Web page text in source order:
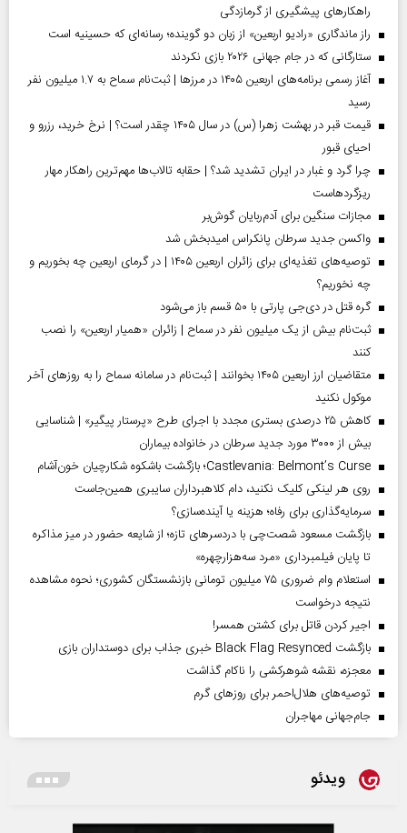
راهکارهای پیشگیری از گرمازدگی
راز ماندگاری «رادیو اربعین» از زبان دو گوینده؛ رسانه‌ای که حسینیه است
ستارگانی که در جام جهانی ۲۰۲۶ بازی نکردند
آغاز رسمی برنامه‌های اربعین ۱۴۰۵ در مرز‌ها | ثبت‌نام سماح به ۱.۷ میلیون نفر
رسید
قیمت قبر در بهشت زهرا (س) در سال ۱۴۰۵ چقدر است؟ | نرخ خرید، رزرو و
احیای قبور
چرا گرد و غبار در ایران تشدید شد؟ | حقابه تالاب‌ها مهم‌ترین راهکار مهار
ریزگردهاست
مجازات سنگین برای آدم‌ربایان گوش‌بر
واکسن جدید سرطان پانکراس امیدبخش شد
توصیه‌های تغذیه‌ای برای زائران اربعین ۱۴۰۵ | در گرمای اربعین چه بخوریم و
چه نخوریم؟
گره قتل در دی‌جی پارتی با ۵۰ قسم باز می‌شود
ثبت‌نام بیش از یک میلیون نفر در سماح | زائران «همیار اربعین» را نصب
کنند
متقاضیان ارز اربعین ۱۴۰۵ بخوانند | ثبت‌نام در سامانه سماح را به روز‌های آخر
موکول نکنید
کاهش ۲۵ درصدی بستری مجدد با اجرای طرح «پرستار پیگیر» | شناسایی
بیش از ۳۰۰۰ مورد جدید سرطان در خانواده بیماران
Castlevania: Belmont’s Curse؛ بازگشت باشکوه شکارچیان خون‌آشام
روی هر لینکی کلیک نکنید، دام کلاهبرداران سایبری همین‌جاست
سرمایه‌گذاری برای رفاه؛ هزینه یا آینده‌سازی؟
بازگشت مسعود شصت‌چی با دردسر‌های تازه؛ از شایعه حضور در میز مذاکره
تا پایان فیلمبرداری «مرد سه‌هزارچهره»
استعلام وام ضروری ۷۵ میلیون تومانی بازنشستگان کشوری؛ نحوه مشاهده
نتیجه درخواست
اجیر کردن قاتل برای کشتن همسر!
بازگشت Black Flag Resynced خبری جذاب برای دوستداران بازی
معجزه، نقشه شوهرکشی را ناکام گذاشت
توصیه‌های هلال‌احمر برای روز‌های گرم
جام‌جهانی مهاجران
ویدئو